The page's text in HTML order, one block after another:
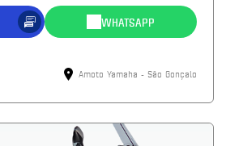
WHATSAPP
Amoto Yamaha - São Gonçalo